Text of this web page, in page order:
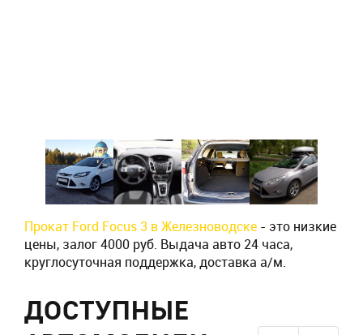
Прокат Ford Focus 3 в Железноводске - это низкие
цены, залог 4000 руб. Выдача авто 24 часа,
круглосуточная поддержка, доставка а/м.
ДОСТУПНЫЕ